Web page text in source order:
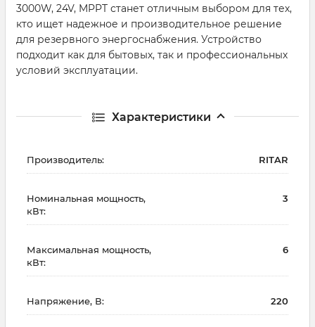
3000W, 24V, MPPT станет отличным выбором для тех,
кто ищет надежное и производительное решение
для резервного энергоснабжения. Устройство
подходит как для бытовых, так и профессиональных
условий эксплуатации.
Характеристики
Производитель: RITAR
Номинальная мощность,
кВт:
3
Максимальная мощность,
кВт:
6
Напряжение, В: 220